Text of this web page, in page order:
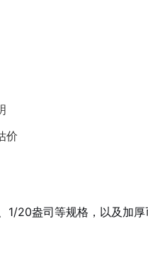
价
1/20盎司等规格，以及加